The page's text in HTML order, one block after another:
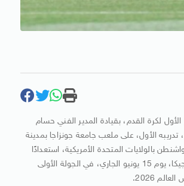
لكرة القدم، بقيادة المدير الفني حسام
تدريبه الأول، على ملعب جامعة جونزاجا بمدينة
بالولايات المتحدة الأمريكية، استعدادًا
لمواجهة منتخب بلجيكا، يوم 15 يونيو الجاري، في الجولة الأولى
2026.